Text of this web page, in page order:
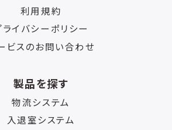
利用規約
ライバシーポリシー
ビスのお問い合わせ
製品を探す
物流システム
入退室システム